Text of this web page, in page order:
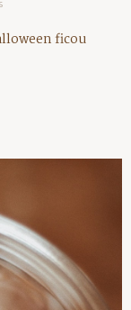
ficou